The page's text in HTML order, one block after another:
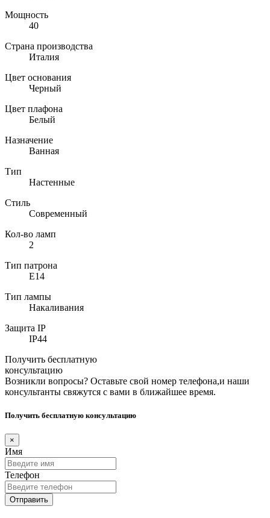
Мощность
40
Страна производства
Италия
Цвет основания
Черный
Цвет плафона
Белый
Назначение
Ванная
Тип
Настенные
Стиль
Современный
Кол-во ламп
2
Тип патрона
E14
Тип лампы
Накаливания
Защита IP
IP44
Получить бесплатную
консультацию
Возникли вопросы? Оставьте свой номер телефона,и наши
консультанты свяжутся с вами в ближайшее время.
Получить бесплатную консультацию
×
Имя
Телефон
Отправить